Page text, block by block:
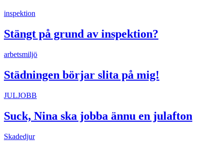
inspektion
Stängt på grund av inspektion?
arbetsmiljö
Städningen börjar slita på mig!
JULJOBB
Suck, Nina ska jobba ännu en julafton
Skadedjur